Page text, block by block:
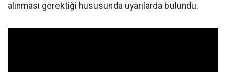
alınması gerektiği hususunda uyarılarda bulundu.